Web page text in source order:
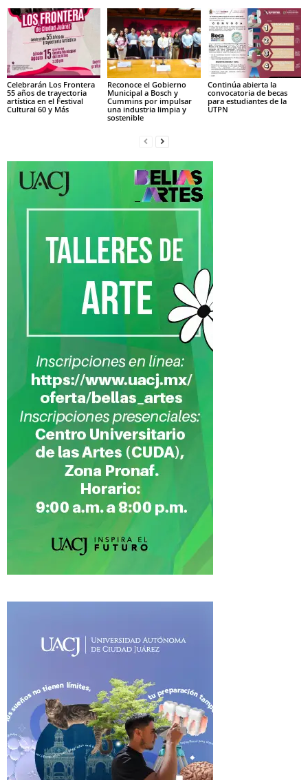
Celebrarán Los Frontera
55 años de trayectoria
artística en el Festival
Cultural 60 y Más
Reconoce el Gobierno
Municipal a Bosch y
Cummins por impulsar
una industria limpia y
sostenible
Continúa abierta la
convocatoria de becas
para estudiantes de la
UTPN